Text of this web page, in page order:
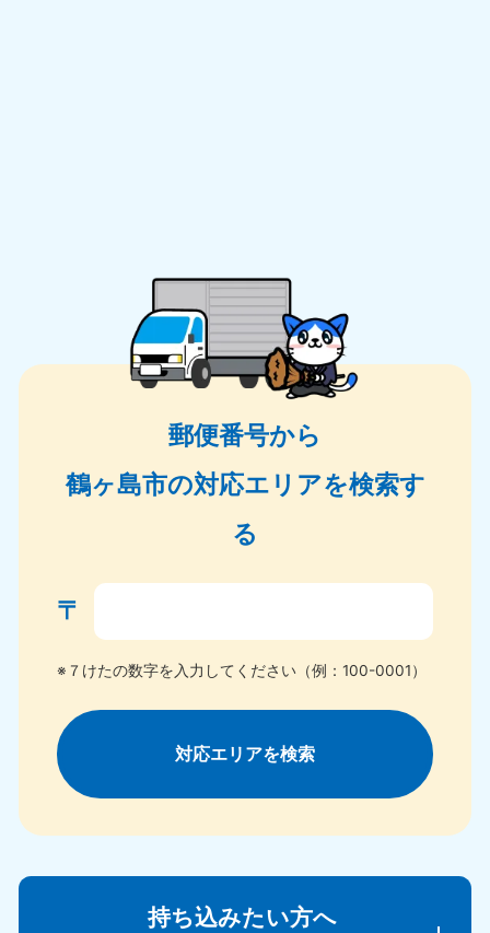
郵便番号から
鶴ヶ島市の対応エリアを検索す
る
〒
※７けたの数字を入力してください（例：100-0001）
対応エリアを検索
持ち込みたい方へ